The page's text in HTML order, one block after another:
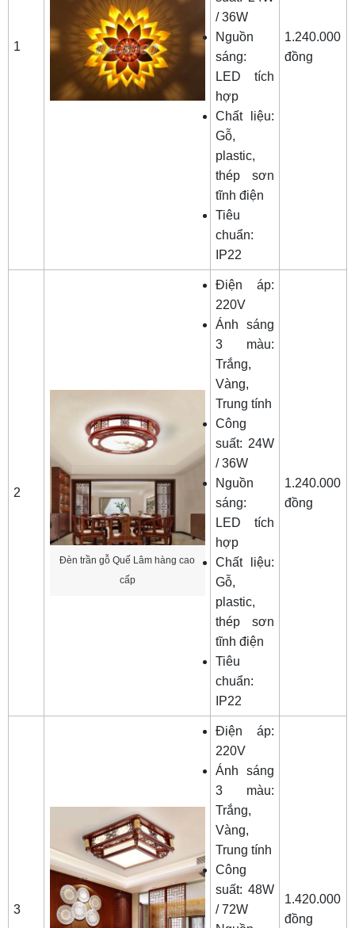
1
/ 36W
Nguồn
sáng:
LED tích
hợp
Chất liệu:
Gỗ,
plastic,
thép sơn
tĩnh điện
Tiêu
chuẩn:
IP22
1.240.000
đồng
2
Đèn trần gỗ Quế Lâm hàng cao
cấp
Điện áp:
220V
Ánh sáng
3 màu:
Trắng,
Vàng,
Trung tính
Công
suất: 24W
/ 36W
Nguồn
sáng:
LED tích
hợp
Chất liệu:
Gỗ,
plastic,
thép sơn
tĩnh điện
Tiêu
chuẩn:
IP22
1.240.000
đồng
3
Điện áp:
220V
Ánh sáng
3 màu:
Trắng,
Vàng,
Trung tính
Công
suất: 48W
/ 72W
1.420.000
đồng